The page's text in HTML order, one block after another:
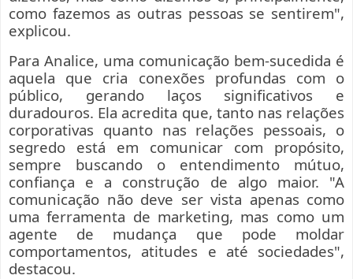
como fazemos as outras pessoas se sentirem",
explicou.
Para Analice, uma comunicação bem-sucedida é
aquela que cria conexões profundas com o
público, gerando laços significativos e
duradouros. Ela acredita que, tanto nas relações
corporativas quanto nas relações pessoais, o
segredo está em comunicar com propósito,
sempre buscando o entendimento mútuo,
confiança e a construção de algo maior. "A
comunicação não deve ser vista apenas como
uma ferramenta de marketing, mas como um
agente de mudança que pode moldar
comportamentos, atitudes e até sociedades",
destacou.